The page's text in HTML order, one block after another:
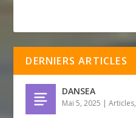
DERNIERS ARTICLES
DANSEA
Mai 5, 2025 |Articles,